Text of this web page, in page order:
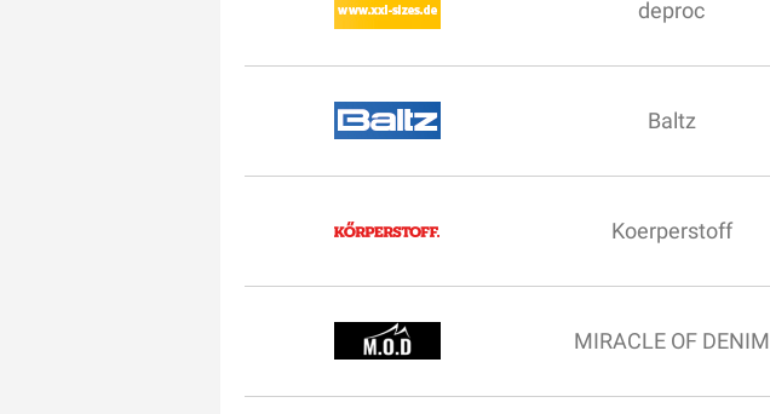
deproc
Baltz
Koerperstoff
MIRACLE OF DENIM